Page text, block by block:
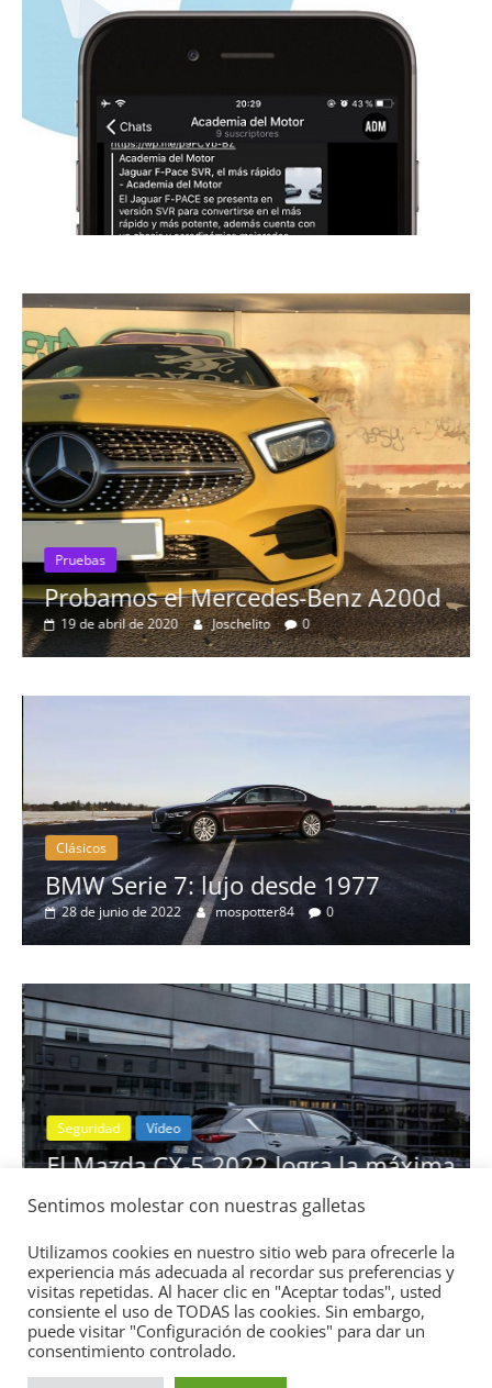
Pruebas
Probamos el Mercedes-Benz A200d
19 de abril de 2020 Joschelito 0
Clásicos
BMW Serie 7: lujo desde 1977
28 de junio de 2022 mospotter84 0
Seguridad Vídeo
El Mazda CX-5 2022 logra la máxima
nota en las pruebas de seguridad del
IIHS
11 de noviembre de 2021 mospotter84 0
Sentimos molestar con nuestras galletas
Utilizamos cookies en nuestro sitio web para ofrecerle la
experiencia más adecuada al recordar sus preferencias y
visitas repetidas. Al hacer clic en "Aceptar todas", usted
consiente el uso de TODAS las cookies. Sin embargo,
puede visitar "Configuración de cookies" para dar un
consentimiento controlado.